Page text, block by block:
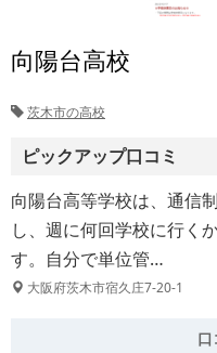
向陽台高校
茨木市の高校
ピックアップ口コミ
向陽台高等学校は、通信
し、週に何回学校に行く
す。自分で単位管…
大阪府茨木市宿久庄7-20-1
口